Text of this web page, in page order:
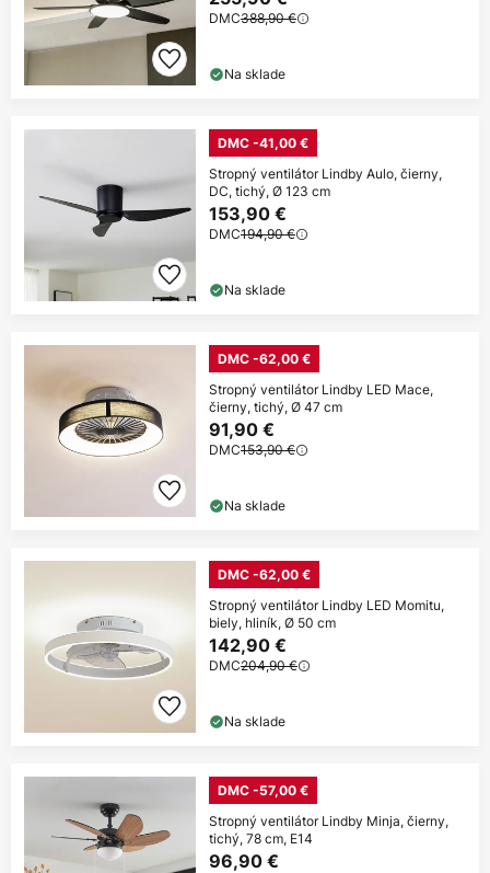
DMC388,90 €
Na sklade
DMC -41,00 €
Stropný ventilátor Lindby Aulo, čierny,
DC, tichý, Ø 123 cm
153,90 €
DMC194,90 €
Na sklade
DMC -62,00 €
Stropný ventilátor Lindby LED Mace,
čierny, tichý, Ø 47 cm
91,90 €
DMC153,90 €
Na sklade
DMC -62,00 €
Stropný ventilátor Lindby LED Momitu,
biely, hliník, Ø 50 cm
142,90 €
DMC204,90 €
Na sklade
DMC -57,00 €
Stropný ventilátor Lindby Minja, čierny,
tichý, 78 cm, E14
96,90 €